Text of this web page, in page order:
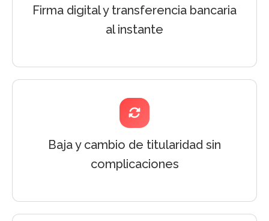
Firma digital y transferencia bancaria
al instante
Baja y cambio de titularidad sin
complicaciones